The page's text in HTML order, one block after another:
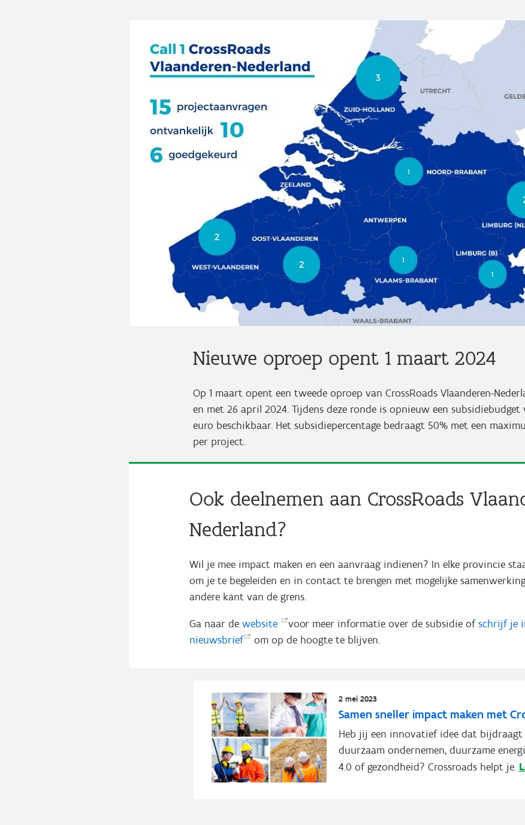
Nieuwe oproep opent 1 maart 2024
Op 1 maart opent een tweede oproep van CrossRoads Vlaanderen-
en met 26 april 2024. Tijdens deze ronde is opnieuw een subsidiebudget
euro beschikbaar. Het subsidiepercentage bedraagt 50% met een
per project.
Ook deelnemen aan CrossRoads
Nederland?
Wil je mee impact maken en een aanvraag indienen? In elke provincie
om je te begeleiden en in contact te brengen met mogelijke
andere kant van de grens.
Ga naar dewebsite voor meer informatie over de subsidie ofschrijf je
nieuwsbrief
om op de hoogte te blijven.
2 mei 2023
Samen sneller impact maken met
Heb jij een innovatief idee dat bijdraagt
duurzaam ondernemen, duurzame
4.0 of gezondheid? Crossroads helpt je.